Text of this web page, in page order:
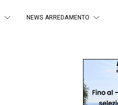
NEWS ARREDAMENTO